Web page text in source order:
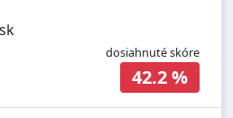
dosiahnuté skóre
42.2 %